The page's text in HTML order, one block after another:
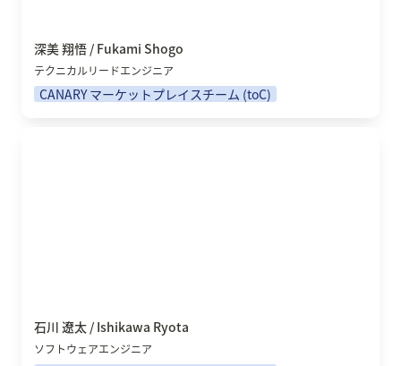
深美 翔悟 / Fukami Shogo
テクニカルリードエンジニア
CANARY マーケットプレイスチーム (toC)
石川 遼太 / Ishikawa Ryota
ソフトウェアエンジニア